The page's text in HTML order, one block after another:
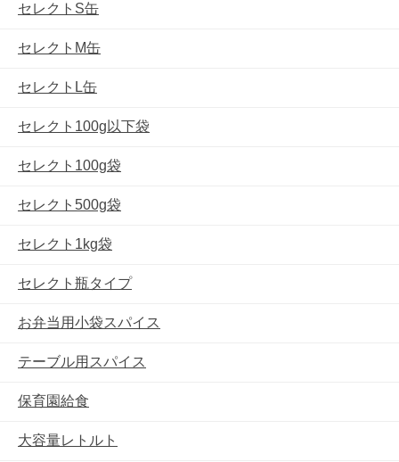
セレクトS缶
セレクトM缶
セレクトL缶
セレクト100g以下袋
セレクト100g袋
セレクト500g袋
セレクト1kg袋
セレクト瓶タイプ
お弁当用小袋スパイス
テーブル用スパイス
保育園給食
大容量レトルト